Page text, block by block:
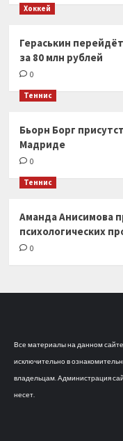
Хоккей
Гераськин
за 80 млн рублей
0
Теннис
Бьорн Борг
Мадриде
0
Теннис
Аманда Анисимова
психологических
0
Все материалы на данном сайте
исключительно в
владельцам. Администрация
несет.